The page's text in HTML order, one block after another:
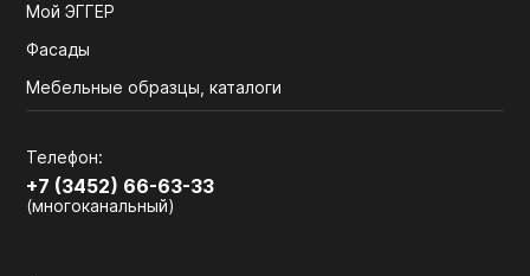
Мой ЭГГЕР
Фасады
Мебельные образцы, каталоги
Телефон:
+7 (3452) 66-63-33
(многоканальный)